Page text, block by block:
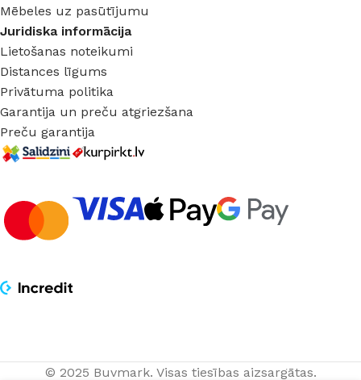
Mēbeles uz pasūtījumu
Juridiska informācija
Lietošanas noteikumi
Distances līgums
Privātuma politika
Garantija un preču atgriezšana
Preču garantija
© 2025 Buvmark. Visas tiesības aizsargātas.
Vinila grīda